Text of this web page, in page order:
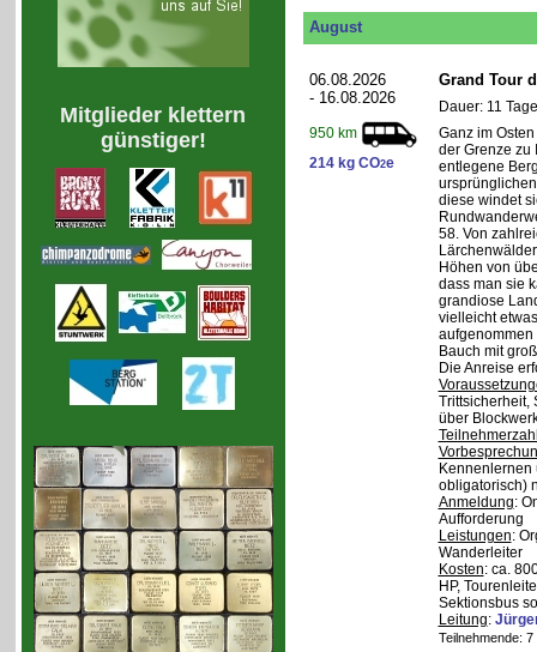
Mitglieder klettern
günstiger!
August
06.08.2026
- 16.08.2026
950 km
214 kg CO2e
Grand Tour
Dauer: 11
Ganz im
der Grenze zu
entlegene
diese windet
58. Von
Höhen von
dass man sie
grandiose
vielleicht
Bauch mit
Die Anreise
Trittsicherheit,
über
obligatorisch)
Anmeldung:
Aufforderung
Leistungen:
Wanderleiter
Kosten: ca.
HP,
Sektionsbus
Leitung:
Teilnehmende: